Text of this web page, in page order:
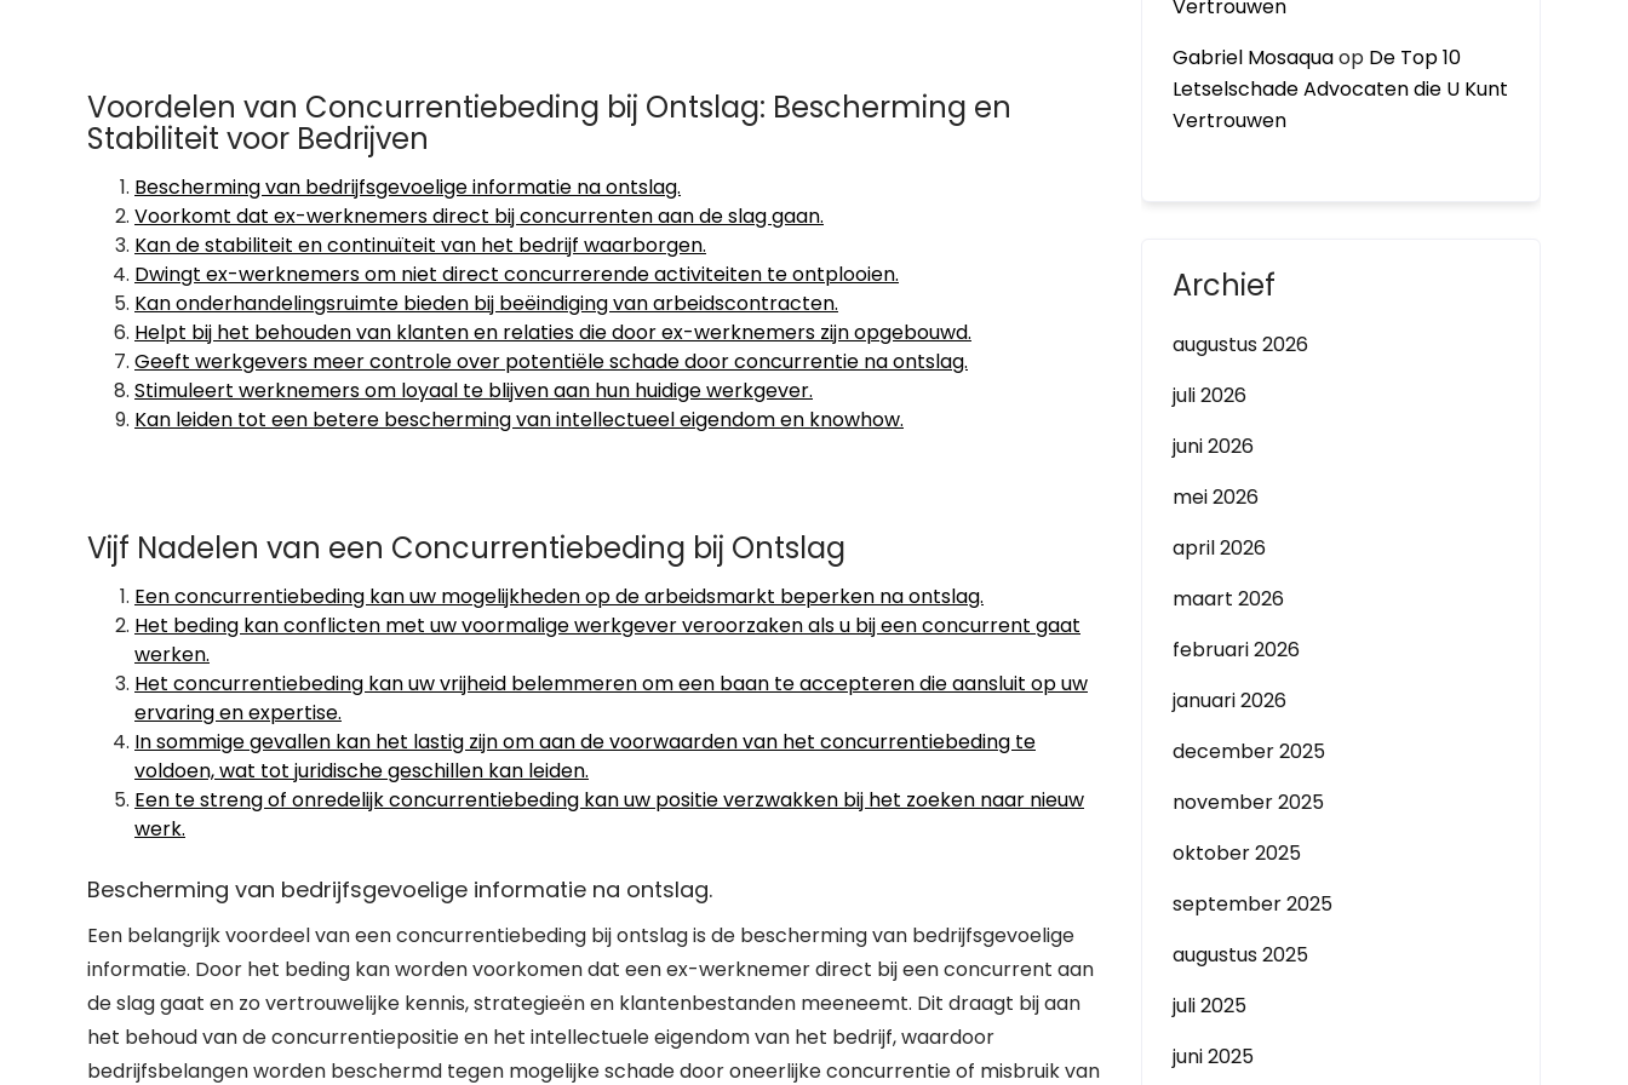
Voordelen van Concurrentiebeding bij Ontslag: Bescherming en
Stabiliteit voor Bedrijven
Bescherming van bedrijfsgevoelige informatie na ontslag.
Voorkomt dat ex-werknemers direct bij concurrenten aan de slag gaan.
Kan de stabiliteit en continuïteit van het bedrijf waarborgen.
Dwingt ex-werknemers om niet direct concurrerende activiteiten te ontplooien.
Kan onderhandelingsruimte bieden bij beëindiging van arbeidscontracten.
Helpt bij het behouden van klanten en relaties die door ex-werknemers zijn opgebouwd.
Geeft werkgevers meer controle over potentiële schade door concurrentie na ontslag.
Stimuleert werknemers om loyaal te blijven aan hun huidige werkgever.
Kan leiden tot een betere bescherming van intellectueel eigendom en knowhow.
Vijf Nadelen van een Concurrentiebeding bij Ontslag
Een concurrentiebeding kan uw mogelijkheden op de arbeidsmarkt beperken na ontslag.
Het beding kan conflicten met uw voormalige werkgever veroorzaken als u bij een concurrent gaat
werken.
Het concurrentiebeding kan uw vrijheid belemmeren om een baan te accepteren die aansluit op uw
ervaring en expertise.
In sommige gevallen kan het lastig zijn om aan de voorwaarden van het concurrentiebeding te
voldoen, wat tot juridische geschillen kan leiden.
Een te streng of onredelijk concurrentiebeding kan uw positie verzwakken bij het zoeken naar nieuw
werk.
Bescherming van bedrijfsgevoelige informatie na ontslag.
Een belangrijk voordeel van een concurrentiebeding bij ontslag is de bescherming van bedrijfsgevoelige
informatie. Door het beding kan worden voorkomen dat een ex-werknemer direct bij een concurrent aan
de slag gaat en zo vertrouwelijke kennis, strategieën en klantenbestanden meeneemt. Dit draagt bij aan
het behoud van de concurrentiepositie en het intellectuele eigendom van het bedrijf, waardoor
bedrijfsbelangen worden beschermd tegen mogelijke schade door oneerlijke concurrentie of misbruik van
Vertrouwen
Gabriel Mosaquaop De Top 10
Letselschade Advocaten die U Kunt
Vertrouwen
Archief
augustus 2026
juli 2026
juni 2026
mei 2026
april 2026
maart 2026
februari 2026
januari 2026
december 2025
november 2025
oktober 2025
september 2025
augustus 2025
juli 2025
juni 2025